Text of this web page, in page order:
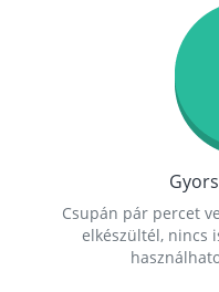
Csupán pár percet
elkészültél, nincs